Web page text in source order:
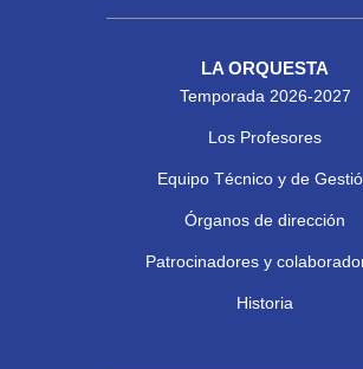
LA ORQUESTA
Temporada 2026-2027
Los Profesores
Equipo Técnico y de
Órganos de dirección
Patrocinadores y
Historia